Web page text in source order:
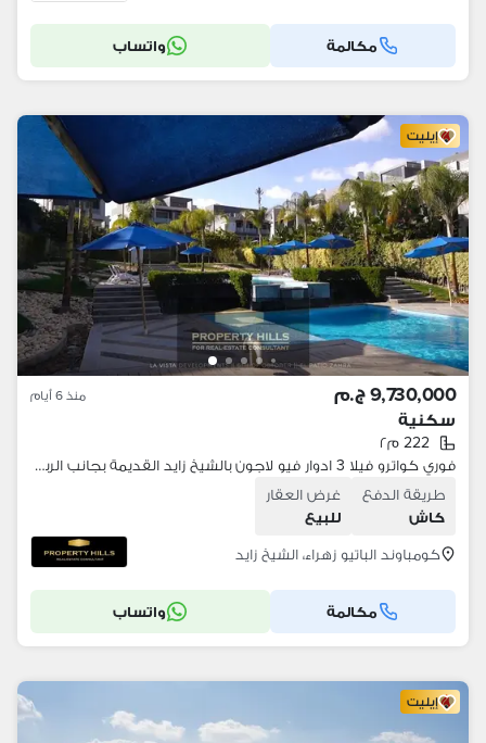
مكالمة واتساب
إيليت
9,730,000 ج.م منذ 6 أيام
سكنية
222 م٢
فوري كواترو فيلا 3 ادوار فيو لاجون بالشيخ زايد القديمة بجانب الربوة امام الياسمين
طريقة الدفع
كاش
غرض العقار
للبيع
كومباوند الباتيو زهراء، الشيخ زايد
مكالمة واتساب
إيليت